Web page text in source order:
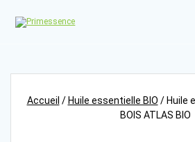
Accueil / Huile essentielle BIO / Huile
BOIS ATLAS BIO